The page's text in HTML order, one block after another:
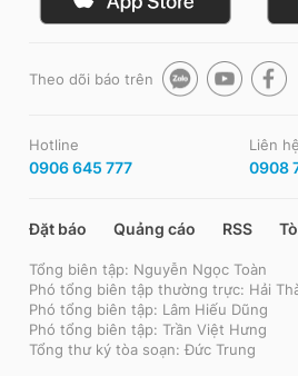
Theo dõi báo trên
Hotline
0906 645 777
Liên
0908
Đặt báo Quảng cáo RSS
Tổng biên tập: Nguyễn Ngọc Toàn
Phó tổng biên tập thường trực: Hải
Phó tổng biên tập: Lâm Hiếu Dũng
Phó tổng biên tập: Trần Việt Hưng
Tổng thư ký tòa soạn: Đức Trung